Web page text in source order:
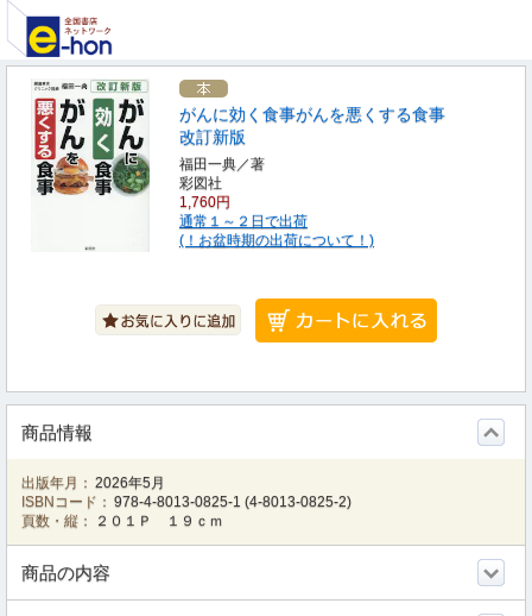
がんに効く食事がんを悪くする食事
改訂新版
福田一典／著
彩図社
1,760円
通常１～２日で出荷
(！お盆時期の出荷について！)
商品情報
出版年月： 2026年5月
ISBNコード： 978-4-8013-0825-1 (4-8013-0825-2)
頁数・縦：
２０１Ｐ １９ｃｍ
商品の内容